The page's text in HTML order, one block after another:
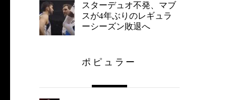
スターデュオ不発、マブ
スが4年ぶりのレギュラ
ーシーズン敗退へ
ポピュラー